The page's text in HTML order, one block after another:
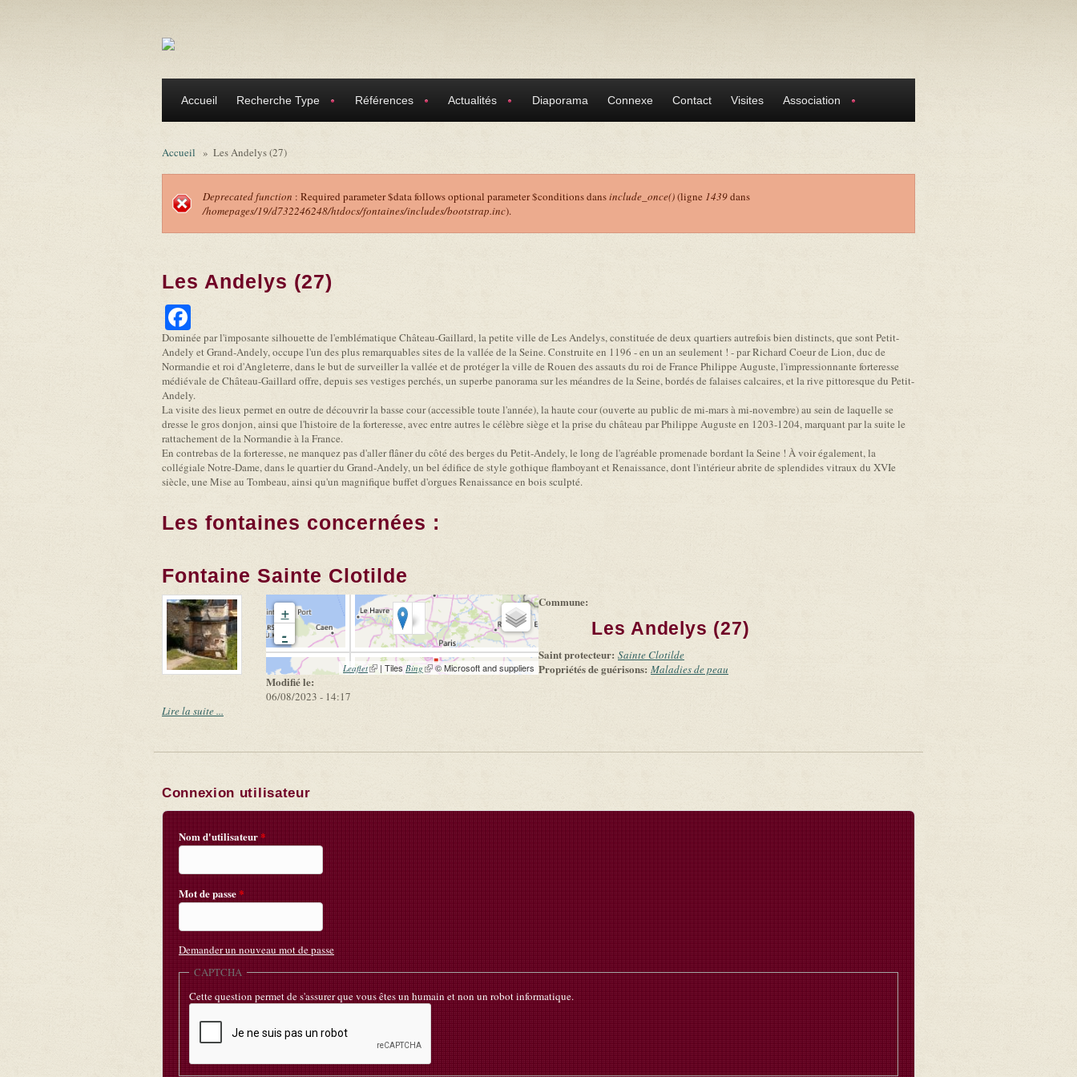
Accueil Recherche Type Références Actualités Diaporama Connexe Contact Visites Association
Accueil » Les Andelys (27)
Message d'erreur
Deprecated function : Required parameter $data follows optional parameter $conditions dansinclude_once()(ligne 1439dans
/homepages/19/d732246248/htdocs/fontaines/includes/bootstrap.inc).
Les Andelys (27)
Dominée par l'imposante silhouette de l'emblématique Château-Gaillard, la petite ville de Les Andelys, constituée de deux quartiers autrefois bien distincts, que sont Petit-
Andely et Grand-Andely, occupe l'un des plus remarquables sites de la vallée de la Seine. Construite en 1196 - en un an seulement ! - par Richard Coeur de Lion, duc de
Normandie et roi d'Angleterre, dans le but de surveiller la vallée et de protéger la ville de Rouen des assauts du roi de France Philippe Auguste, l'impressionnante forteresse
médiévale de Château-Gaillard offre, depuis ses vestiges perchés, un superbe panorama sur les méandres de la Seine, bordés de falaises calcaires, et la rive pittoresque du Petit-
Andely.
La visite des lieux permet en outre de découvrir la basse cour (accessible toute l'année), la haute cour (ouverte au public de mi-mars à mi-novembre) au sein de laquelle se
dresse le gros donjon, ainsi que l'histoire de la forteresse, avec entre autres le célèbre siège et la prise du château par Philippe Auguste en 1203-1204, marquant par la suite le
rattachement de la Normandie à la France.
En contrebas de la forteresse, ne manquez pas d'aller flâner du côté des berges du Petit-Andely, le long de l'agréable promenade bordant la Seine ! À voir également, la
collégiale Notre-Dame, dans le quartier du Grand-Andely, un bel édifice de style gothique flamboyant et Renaissance, dont l'intérieur abrite de splendides vitraux du XVIe
siècle, une Mise au Tombeau, ainsi qu'un magnifique buffet d'orgues Renaissance en bois sculpté.
Les fontaines concernées :
Fontaine Sainte Clotilde
+
-
Leaflet(link is external)
| Tiles Bing (link is external)
© Microsoft and suppliers
Modifié le:
06/08/2023 - 14:17
Commune:
Les Andelys (27)
Saint protecteur: Sainte Clotilde
Propriétés de guérisons: Maladies de peau
Lire la suite ...
Connexion utilisateur
Nom d'utilisateur*
Mot de passe*
Demander un nouveau mot de passe
CAPTCHA
Cette question permet de s'assurer que vous êtes un humain et non un robot informatique.